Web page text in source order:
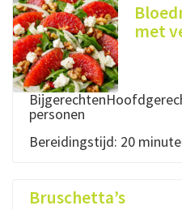
met
personen
Bereidingstijd: 20
Bruschetta’s